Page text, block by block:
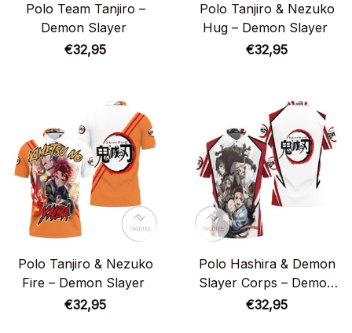
Polo Team Tanjiro –
Demon Slayer
€32,95
Polo Tanjiro & Nezuko
Hug – Demon Slayer
€32,95
Polo Tanjiro & Nezuko
Fire – Demon Slayer
€32,95
Polo Hashira & Demon
Slayer Corps – Demon
Slayer
€32,95